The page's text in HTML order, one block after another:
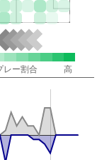
レー割合 高